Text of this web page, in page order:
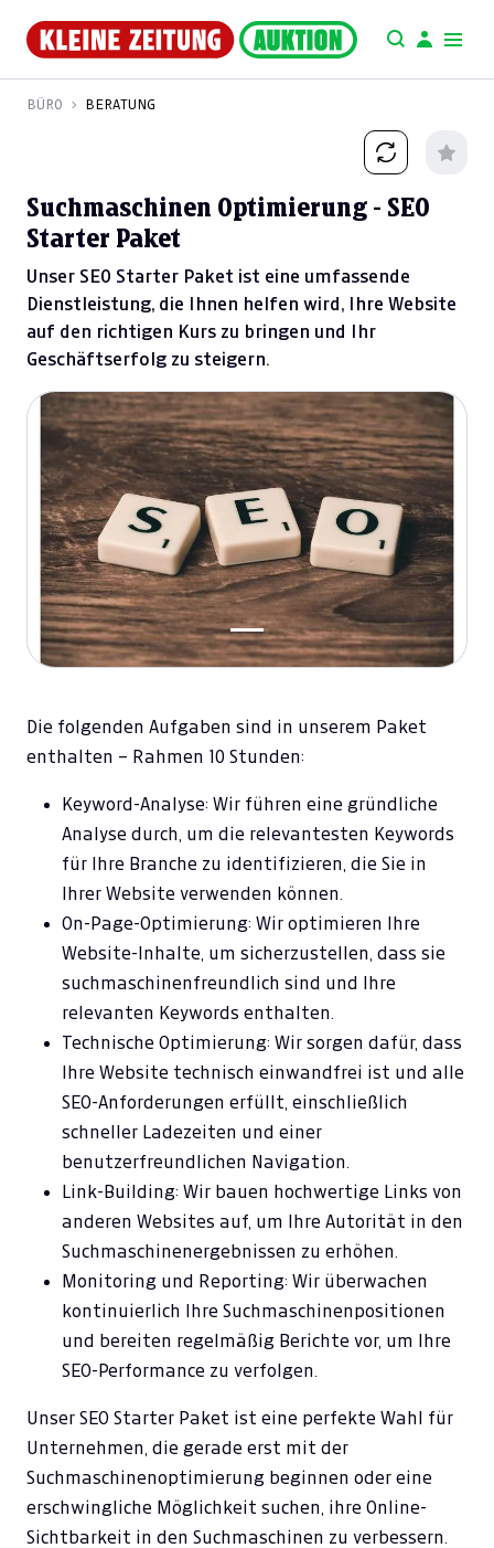
BÜRO BERATUNG
Suchmaschinen Optimierung - SEO
Starter Paket
Unser SEO Starter Paket ist eine umfassende
Dienstleistung, die Ihnen helfen wird, Ihre Website
auf den richtigen Kurs zu bringen und Ihr
Geschäftserfolg zu steigern.
Die folgenden Aufgaben sind in unserem Paket
enthalten – Rahmen 10 Stunden:
Keyword-Analyse: Wir führen eine gründliche
Analyse durch, um die relevantesten Keywords
für Ihre Branche zu identifizieren, die Sie in
Ihrer Website verwenden können.
On-Page-Optimierung: Wir optimieren Ihre
Website-Inhalte, um sicherzustellen, dass sie
suchmaschinenfreundlich sind und Ihre
relevanten Keywords enthalten.
Technische Optimierung: Wir sorgen dafür, dass
Ihre Website technisch einwandfrei ist und alle
SEO-Anforderungen erfüllt, einschließlich
schneller Ladezeiten und einer
benutzerfreundlichen Navigation.
Link-Building: Wir bauen hochwertige Links von
anderen Websites auf, um Ihre Autorität in den
Suchmaschinenergebnissen zu erhöhen.
Monitoring und Reporting: Wir überwachen
kontinuierlich Ihre Suchmaschinenpositionen
und bereiten regelmäßig Berichte vor, um Ihre
SEO-Performance zu verfolgen.
Unser SEO Starter Paket ist eine perfekte Wahl für
Unternehmen, die gerade erst mit der
Suchmaschinenoptimierung beginnen oder eine
erschwingliche Möglichkeit suchen, ihre Online-
Sichtbarkeit in den Suchmaschinen zu verbessern.